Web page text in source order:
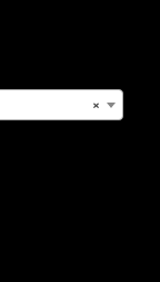
×